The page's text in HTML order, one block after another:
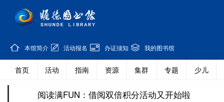
本馆简介 活动报名 办证须知 我的图书馆
首页 活动 指南 资源 集群 专题 少儿
阅读满FUN：借阅双倍积分活动又开始啦